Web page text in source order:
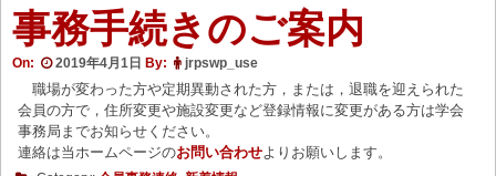
事務手続きのご案内
On: 2019年4月1日 By: jrpswp_use
職場が変わった方や定期異動された方，または，退職を迎えられた
会員の方で，住所変更や施設変更など登録情報に変更がある方は学会
事務局までお知らせください。
連絡は当ホームページのお問い合わせよりお願いします。